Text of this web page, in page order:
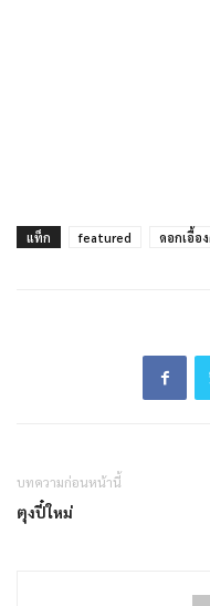
แท็ก featured ดอกเอื้อ
บทความก่อนหน้านี้
ตุงปี๋ใหม่